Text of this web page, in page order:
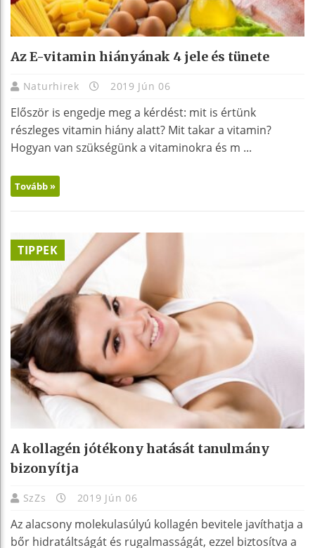
Az E-vitamin hiányának 4 jele és tünete
Naturhirek 2019 Jún 06
Először is engedje meg a kérdést: mit is értünk
részleges vitamin hiány alatt? Mit takar a vitamin?
Hogyan van szükségünk a vitaminokra és m ...
Tovább »
TIPPEK
A kollagén jótékony hatását tanulmány
bizonyítja
SzZs 2019 Jún 06
Az alacsony molekulasúlyú kollagén bevitele javíthatja a
bőr hidratáltságát és rugalmasságát, ezzel biztosítva a